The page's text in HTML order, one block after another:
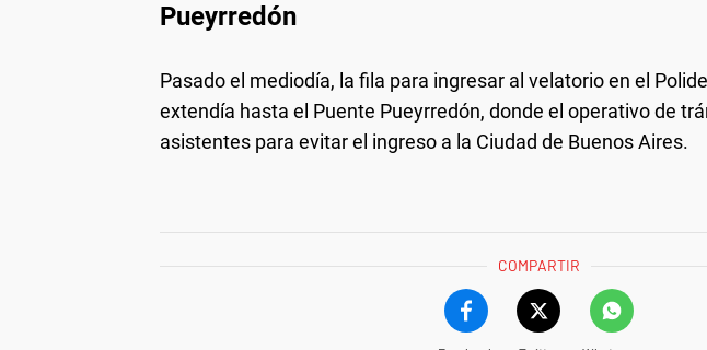
Pueyrredón
Pasado el mediodía, la fila para ingresar al velatorio en el
extendía hasta el Puente Pueyrredón, donde el operativo de
asistentes para evitar el ingreso a la Ciudad de Buenos Aires.
COMPARTIR